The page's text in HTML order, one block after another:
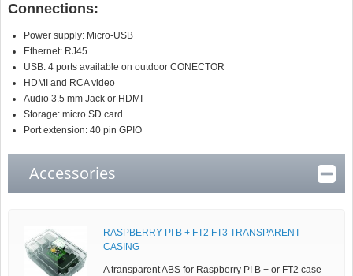
Connections:
Power supply: Micro-USB
Ethernet: RJ45
USB: 4 ports available on outdoor CONECTOR
HDMI and RCA video
Audio 3.5 mm Jack or HDMI
Storage: micro SD card
Port extension: 40 pin GPIO
Accessories
RASPBERRY PI B + FT2 FT3 TRANSPARENT
CASING
A transparent ABS for Raspberry PI B + or FT2 case